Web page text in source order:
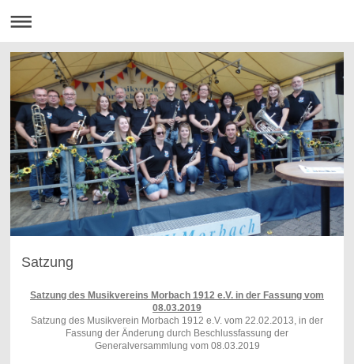
Satzung
Satzung des Musikvereins Morbach 1912 e.V. in der Fassung vom
08.03.2019
Satzung des Musikverein Morbach 1912 e.V. vom 22.02.2013, in der
Fassung der Änderung durch Beschlussfassung der
Generalversammlung vom 08.03.2019